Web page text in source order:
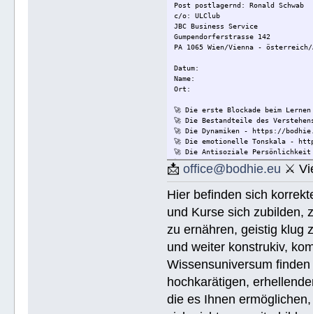
Post postlagernd: Ronald Schwab
c/o: ULClub
JBC Business Service
Gumpendorferstrasse 142
PA 1065 Wien/Vienna -
Datum:
Name:
Ort:
🚀 Die erste Blockade beim
🚀 Die Bestandteile des
🚀 Die Dynamiken - https://
🚀 Die emotionelle Tonskala -
🚀 Die Antisoziale
🚀 Die Lösung für Konflikte -
🚀 Lösungen für eine
🚀 Ethik unjd die Zustände -
🚀 Integrität und Ehrlichkeit -
Wie Sie jemandem helfen
🚀 Werkzeuge für den
🚀 Die Ehe - https://bodhie.eu/
🚀 Kinder - https://bodhie.eu/
🚀 Grundlagen des Organisieren
🚀 Public Relations - https://
🚀 Planziele und Ziele- https://
🚀 Kommunikation - https://
📩office@bodhie.eu ⚔
Hier befinden sich
und Kurse sich zubilden,
zu ernähren, geistig klug
und weiter konstrukiv,
Wissensuniversum
hochkarätigen,
die es Ihnen